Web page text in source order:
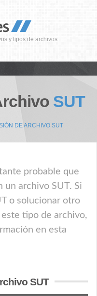
y tipos de archivos
SUT
DE ARCHIVO SUT
probable que
un archivo SUT. Si
o solucionar otro
tipo de archivo,
en esta
SUT